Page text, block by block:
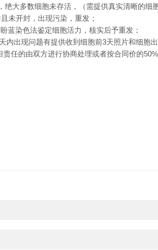
大多数细胞未存活，（需提供真实清晰的细
未开封，出现污染，重发；
蓝染色法鉴定细胞活力，核实后予重发；
出现问题有提供收到细胞前3天照片和细胞
任的由双方进行协商处理或者按合同价的